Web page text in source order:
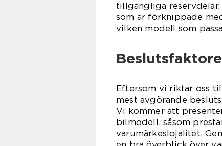
tillgängliga
som är förknippade
vilken modell som
Eftersom vi riktar oss
mest avgörande
Vi kommer att
bilmodell, såsom
varumärkeslojalitet.